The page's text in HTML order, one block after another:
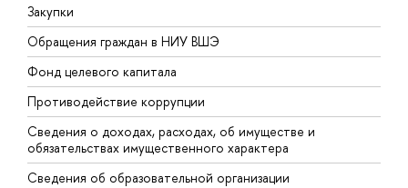
Закупки
Обращения граждан в НИУ ВШЭ
Фонд целевого капитала
Противодействие коррупции
Сведения о доходах, расходах, об имуществе и
обязательствах имущественного характера
Сведения об образовательной организации